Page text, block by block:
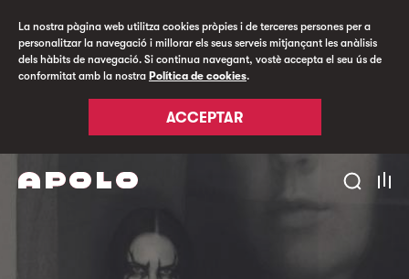
La nostra pàgina web utilitza cookies pròpies i de terceres persones per a
personalitzar la navegació i millorar els seus serveis mitjançant les anàlisis
dels hàbits de navegació. Si continua navegant, vostè accepta el seu ús de
conformitat amb la nostra Política de cookies.
ACCEPTAR